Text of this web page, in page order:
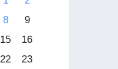
8
9
15
16
22
23